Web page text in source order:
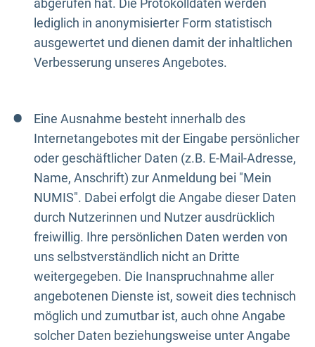
abgerufen hat. Die Protokolldaten werden
lediglich in anonymisierter Form statistisch
ausgewertet und dienen damit der inhaltlichen
Verbesserung unseres Angebotes.
Eine Ausnahme besteht innerhalb des
Internetangebotes mit der Eingabe persönlicher
oder geschäftlicher Daten (z.B. E-Mail-Adresse,
Name, Anschrift) zur Anmeldung bei "Mein
NUMIS". Dabei erfolgt die Angabe dieser Daten
durch Nutzerinnen und Nutzer ausdrücklich
freiwillig. Ihre persönlichen Daten werden von
uns selbstverständlich nicht an Dritte
weitergegeben. Die Inanspruchnahme aller
angebotenen Dienste ist, soweit dies technisch
möglich und zumutbar ist, auch ohne Angabe
solcher Daten beziehungsweise unter Angabe